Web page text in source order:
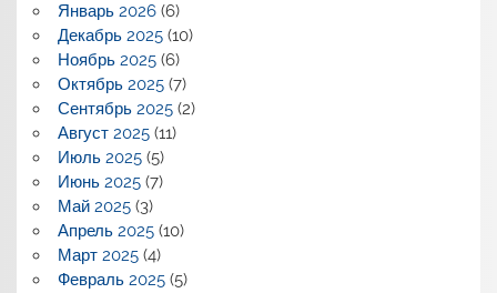
Январь 2026(6)
Декабрь 2025(10)
Ноябрь 2025(6)
Октябрь 2025(7)
Сентябрь 2025(2)
Август 2025(11)
Июль 2025(5)
Июнь 2025(7)
Май 2025(3)
Апрель 2025(10)
Март 2025(4)
Февраль 2025(5)